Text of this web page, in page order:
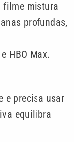
filme mistura
profundas,
HBO Max.
e precisa usar
equilibra